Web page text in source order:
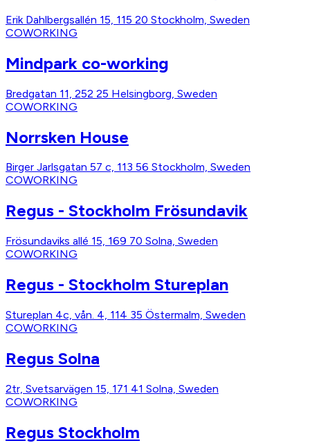
Erik Dahlbergsallén 15, 115 20 Stockholm, Sweden
COWORKING
Mindpark co-working
Bredgatan 11, 252 25 Helsingborg, Sweden
COWORKING
Norrsken House
Birger Jarlsgatan 57 c, 113 56 Stockholm, Sweden
COWORKING
Regus - Stockholm Frösundavik
Frösundaviks allé 15, 169 70 Solna, Sweden
COWORKING
Regus - Stockholm Stureplan
Stureplan 4c, vån. 4, 114 35 Östermalm, Sweden
COWORKING
Regus Solna
2tr, Svetsarvägen 15, 171 41 Solna, Sweden
COWORKING
Regus Stockholm